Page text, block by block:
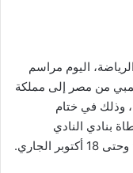
اليوم مراسم
من مصر إلى مملكة
وذلك في ختام
بنادي النادي